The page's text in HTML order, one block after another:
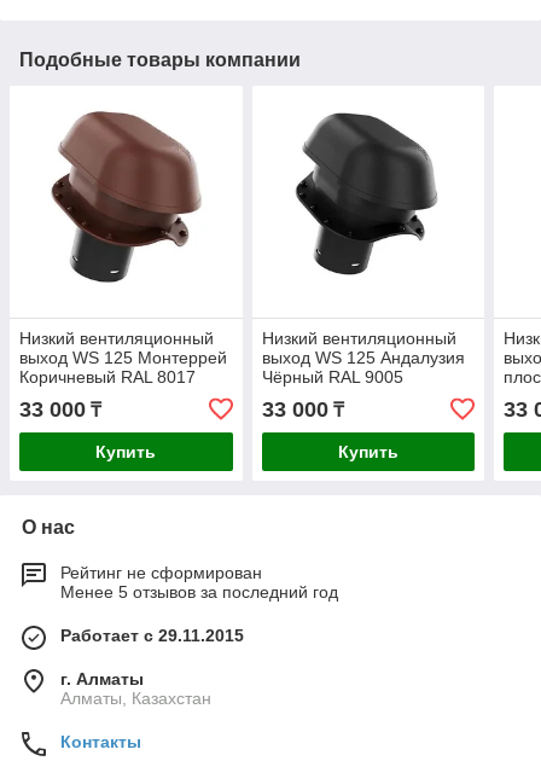
Подобные товары компании
Низкий вентиляционный
выход WS 125 Монтеррей
Коричневый RAL 8017
33 000 ₸
Купить
Низкий вентиляционный
выход WS 125 Андалузия
Чёрный RAL 9005
33 000₸
Купить
33
О нас
Рейтинг не сформирован
Менее 5 отзывов за последний год
Работает с 29.11.2015
г. Алматы
Алматы, Казахстан
Контакты